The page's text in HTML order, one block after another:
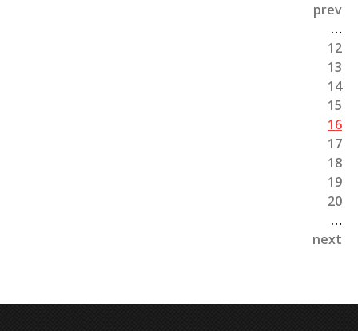
prev
…
12
13
14
15
16
17
18
19
20
…
next